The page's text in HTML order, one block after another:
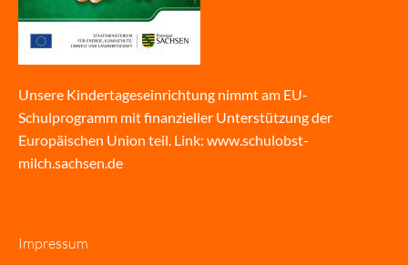
Unsere Kindertageseinrichtung nimmt am EU-
Schulprogramm mit finanzieller Unterstützung der
Europäischen Union teil. Link: www.schulobst-
milch.sachsen.de
Impressum